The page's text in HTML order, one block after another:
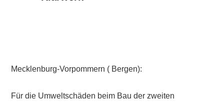
Mecklenburg-Vorpommern ( Bergen):
Für die Umweltschäden beim Bau der zweiten